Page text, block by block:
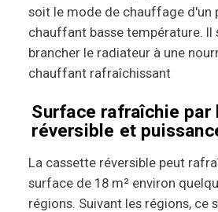
soit le mode de chauffage d'un
chauffant basse température. Il
brancher le radiateur à une
chauffant rafraîchissant
Surface rafraîchie par
réversible et
La cassette réversible peut
surface de 18 m² environ
régions. Suivant les régions, ce